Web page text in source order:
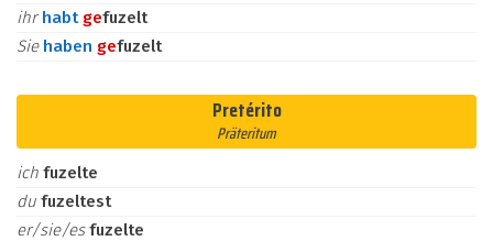
ihrhabt gefuzelt
Sie haben gefuzelt
Pretérito
Präteritum
ich fuzelte
du fuzeltest
er/sie/esfuzelte